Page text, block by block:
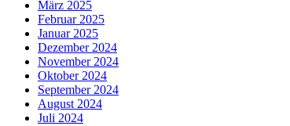
März 2025
Februar 2025
Januar 2025
Dezember 2024
November 2024
Oktober 2024
September 2024
August 2024
Juli 2024